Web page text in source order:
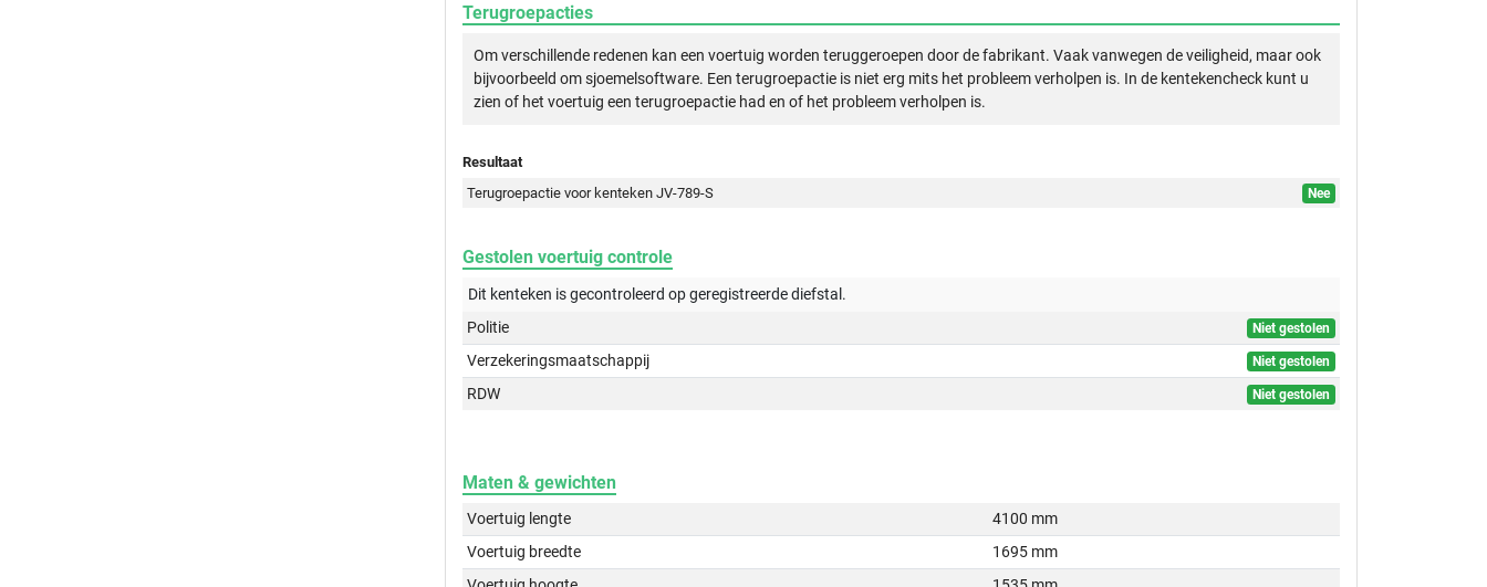
Terugroepacties
Om verschillende redenen kan een voertuig worden teruggeroepen door de fabrikant. Vaak vanwegen de veiligheid, maar ook
bijvoorbeeld om sjoemelsoftware. Een terugroepactie is niet erg mits het probleem verholpen is. In de kentekencheck kunt u
zien of het voertuig een terugroepactie had en of het probleem verholpen is.
Resultaat
Terugroepactie voor kenteken JV-789-S
Nee
Gestolen voertuig controle
Dit kenteken is gecontroleerd opgeregistreerdediefstal.
Politie
Niet gestolen
Verzekeringsmaatschappij Niet gestolen
RDW Niet gestolen
Maten & gewichten
Voertuig lengte
4100 mm
Voertuig breedte
1695 mm